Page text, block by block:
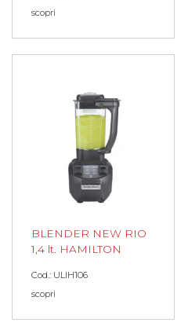
scopri
BLENDER NEW RIO
1,4 lt. HAMILTON
Cod.: ULIH106
scopri